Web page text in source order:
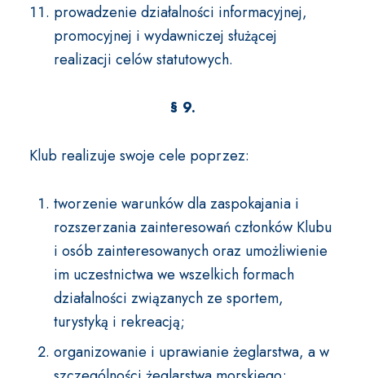
prowadzenie działalności informacyjnej,
promocyjnej i wydawniczej służącej
realizacji celów statutowych.
§ 9.
Klub realizuje swoje cele poprzez:
tworzenie warunków dla zaspokajania i
rozszerzania zainteresowań członków Klubu
i osób zainteresowanych oraz umożliwienie
im uczestnictwa we wszelkich formach
działalności związanych ze sportem,
turystyką i rekreacją;
organizowanie i uprawianie żeglarstwa, a w